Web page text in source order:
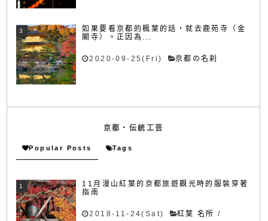
如果要看京都的楓葉的話，就去鹿苑寺（金
閣寺）。正因為...
2020-09-25(Fri) 京都の名刹
京都・伝統工芸
Popular Posts Tags
11月漫山紅葉的京都旅遊觀光時的服裝穿著
指南
2018-11-24(Sat) 紅葉 名所 /